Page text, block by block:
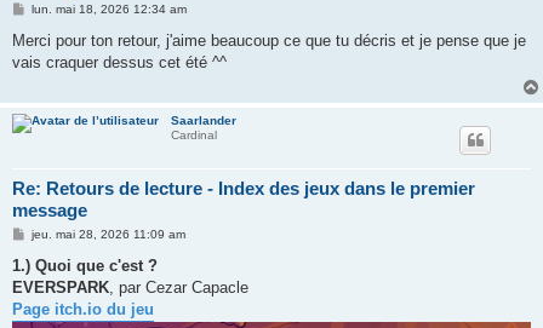
M
s
a
lun. mai 18, 2026 12:34 am
Merci pour ton retour, j'aime beaucoup ce que tu décris et je pense que je
vais craquer dessus cet été ^^
Saarlander
Cardinal
Re: Retours de lecture - Index des jeux dans le premier
message
M
s
s
a
g
e
jeu. mai 28, 2026 11:09 am
1.) Quoi que c'est ?
EVERSPARK , par Cezar Capacle
Page itch.io du jeu